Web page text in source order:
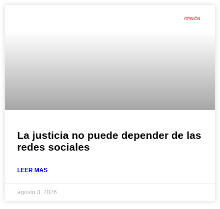
OPINIÓN
La justicia no puede depender de las
redes sociales
LEER MAS
agosto 3, 2026